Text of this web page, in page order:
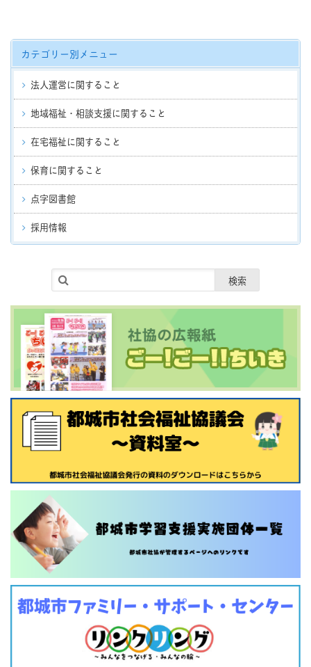
カテゴリー別メニュー
法人運営に関すること
地域福祉・相談支援に関すること
在宅福祉に関すること
保育に関すること
点字図書館
採用情報